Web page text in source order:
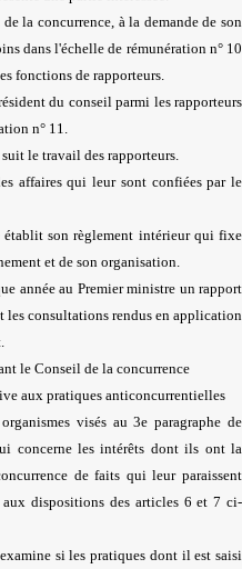
la concurrence, à la demande de son
dans l'échelle de rémunération n° 10
fonctions de rapporteurs.
du conseil parmi les rapporteurs
n° 11.
le travail des rapporteurs.
affaires qui leur sont confiées par le
son règlement intérieur qui fixe
et de son organisation.
année au Premier ministre un rapport
les consultations rendus en application
le Conseil de la concurrence
aux pratiques anticoncurrentielles
visés au 3e paragraphe de
concerne les intérêts dont ils ont la
de faits qui leur paraissent
dispositions des articles 6 et 7 ci-
si les pratiques dont il est saisi